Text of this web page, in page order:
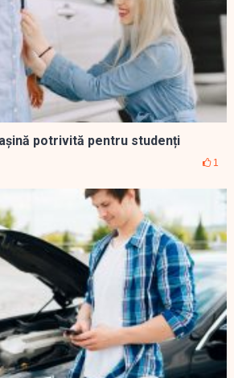
potrivită pentru studenți
1